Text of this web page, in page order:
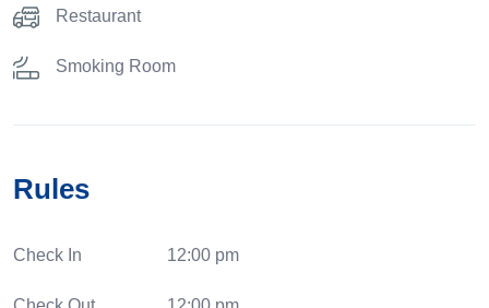
Restaurant
Smoking Room
Rules
Check In 12:00 pm